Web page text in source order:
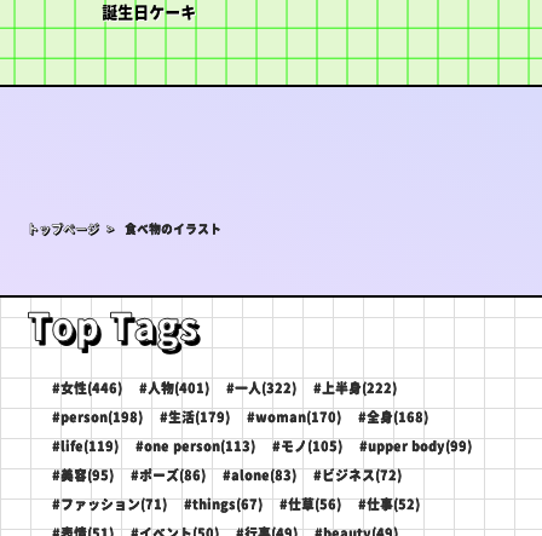
誕生日ケーキ
トップページ > 食べ物のイラスト
Top Tags
#女性(446) #人物(401) #一人(322) #上半身(222)
#person(198) #生活(179) #woman(170) #全身(168)
#life(119) #one person(113) #モノ(105) #upper body(99)
#美容(95) #ポーズ(86) #alone(83) #ビジネス(72)
#ファッション(71) #things(67) #仕草(56) #仕事(52)